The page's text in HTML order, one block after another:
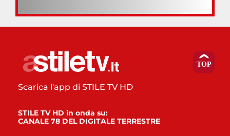
Scarica l'app di STILE TV HD
STILE TV HD in onda su:
CANALE 78 DEL DIGITALE TERRESTRE